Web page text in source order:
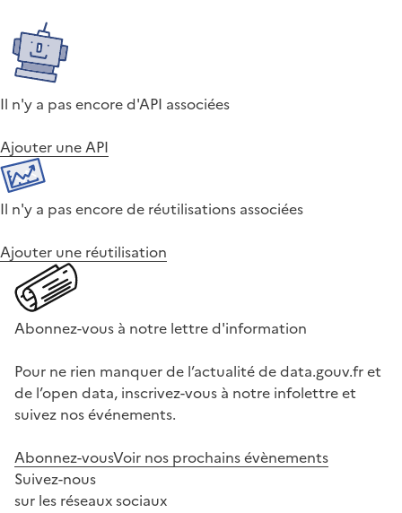
Il n'y a pas encore d'API associées
Ajouter une API
Il n'y a pas encore de réutilisations associées
Ajouter une réutilisation
Abonnez-vous à notre lettre d'information
Pour ne rien manquer de l’actualité de data.gouv.fr et
de l’open data, inscrivez-vous à notre infolettre et
suivez nos événements.
Abonnez-vousVoir nos prochains évènements
Suivez-nous
sur les réseaux sociaux